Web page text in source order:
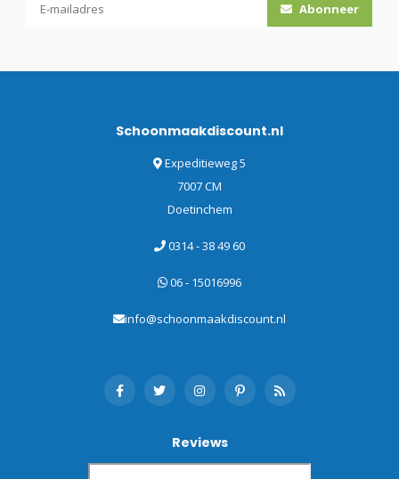
Abonneer
Schoonmaakdiscount.nl
Expeditieweg 5
7007 CM
Doetinchem
0314 - 38 49 60
06 - 15016996
info@schoonmaakdiscount.nl
Reviews